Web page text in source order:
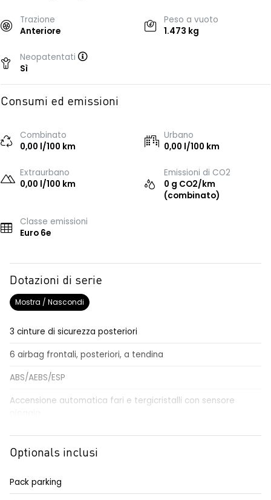
Trazione
Anteriore
Peso a vuoto
1.473 kg
Neopatentati
Sì
Consumi ed emissioni
Combinato
0,00 l/100 km
Urbano
0,00 l/100 km
Extraurbano
0,00 l/100 km
Emissioni di CO2
0 g CO2/km
(combinato)
Classe emissioni
Euro 6e
Dotazioni di serie
Mostra / Nascondi
3 cinture di sicurezza posteriori
6 airbag frontali, posteriori, a tendina
ABS/AEBS/ESP
Accensione automatica fari e tergicristalli con sensore
Adaptative cruise control
Airbag per il conducente e passeggero
Alzacristalli elettrici impulsionali anteriori e posteriori
Optionals inclusi
Pack parking